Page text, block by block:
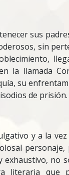
sus
sin
la llamada
su
de prisión.
y a la
no
que